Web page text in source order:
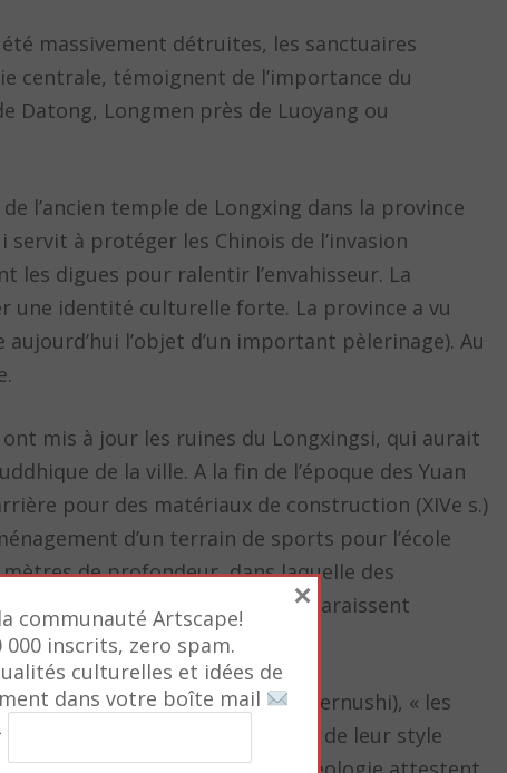
massivement détruites, les sanctuaires
centrale, témoignent de l’importance du
Datong, Longmen près de Luoyang ou
l’ancien temple de Longxing dans la province
servit à protéger les Chinois de l’invasion
les digues pour ralentir l’envahisseur. La
une identité culturelle forte. La province a vu
l’objet d’un important pèlerinage). Au
mis à jour les ruines du Longxingsi, qui aurait
de la ville. A la fin de l’époque des Yuan
pour des matériaux de construction (XIVe s.)
d’un terrain de sports pour l’école
de profondeur, dans laquelle des
préservées. Des têtes apparaissent
et directeur du musée Cernushi), « les
leur nombre élevé et la variété de leur style
communauté Artscape!
000 inscrits, zero spam.
culturelles et idées de
dans votre boîte mail
×